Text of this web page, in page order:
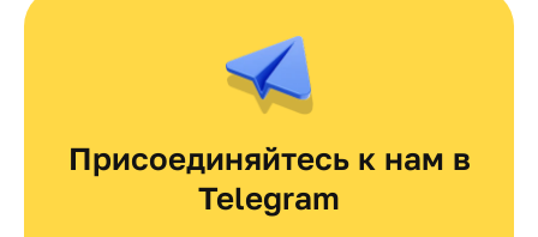
Присоединяйтесь к нам в
Telegram